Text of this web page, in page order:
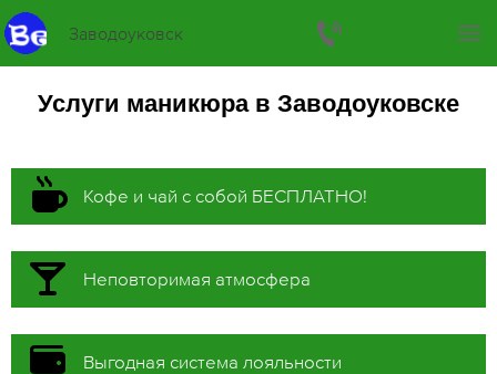
Заводоуковск
Услуги маникюра в Заводоуковске
Кофе и чай с собой БЕСПЛАТНО!
Неповторимая атмосфера
Выгодная система лояльности